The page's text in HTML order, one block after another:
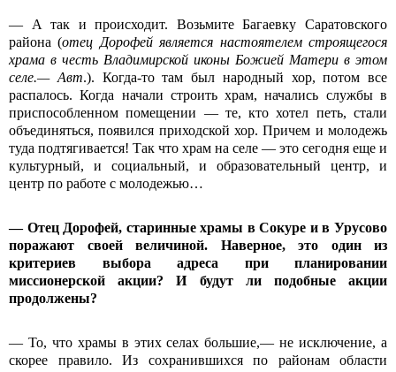
— А так и происходит. Возьмите Багаевку Саратовского
района (отец Дорофей является настоятелем строящегося
храма в честь Владимирской иконы Божией Матери в этом
селе.— Авт.). Когда-то там был народный хор, потом все
распалось. Когда начали строить храм, начались службы в
приспособленном помещении — те, кто хотел петь, стали
объединяться, появился приходской хор. Причем и молодежь
туда подтягивается! Так что храм на селе — это сегодня еще и
культурный, и социальный, и образовательный центр, и
центр по работе с молодежью…
— Отец Дорофей, старинные храмы в Сокуре и в Урусово
поражают своей величиной. Наверное, это один из
критериев выбора адреса при планировании
миссионерской акции? И будут ли подобные акции
продолжены?
— То, что храмы в этих селах большие,— не исключение, а
скорее правило. Из сохранившихся по районам области